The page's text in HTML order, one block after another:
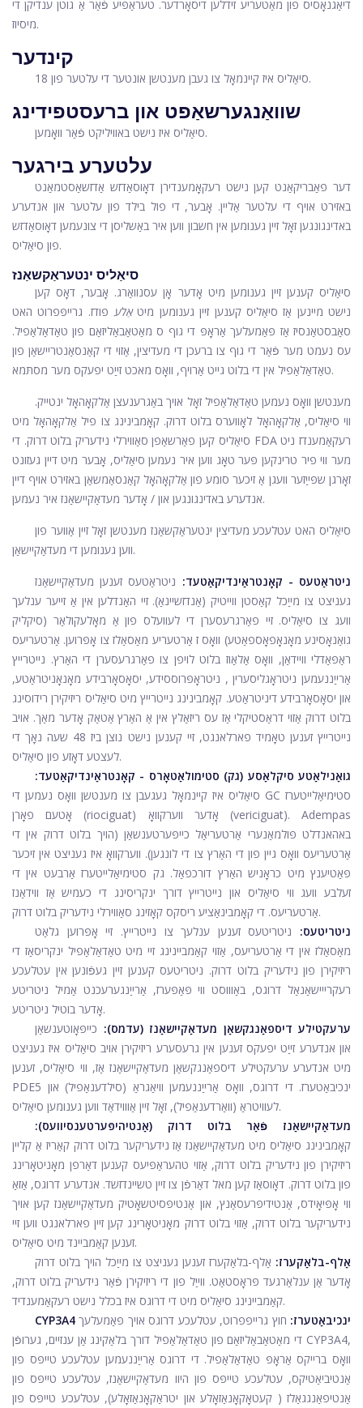
דיאַגנאָסיס פון מאַטעריע זידלען דיסאָרדער. טעראַפּיע פֿאַר אַ גוטן ענדיקן די
מיסיוז.
קינדער
סיאַליס איז קיינמאָל צו געבן מענטשן אונטער די עלטער פון 18.
שוואַנגערשאַפט און ברעסטפידינג
סיאַליס איז נישט באוויליקט פֿאַר וואָמען.
עלטערע בירגער
דער פאַבריקאַנט קען נישט רעקאָמענדירן דאָוסאַדזש אַדזשאַסטמאַנט
באזירט אויף די עלטער אַליין. אָבער, די פול בילד פון עלטער און אנדערע
באדינגונגען זאָל זיין גענומען אין חשבון ווען איר באַשליסן די צונעמען דאָוסאַדזש
פון סיאַליס.
סיאַליס ינטעראַקשאַנז
סיאַליס קענען זיין גענומען מיט אָדער אָן עסנוואַרג. אָבער, דאָס קען
נישט מיינען אַז סיאַליס קענען זיין גענומען מיט אַלע פודז. גרייפּפרוט האט
סאַבסטאַנסיז אַז פּאַמעלעך אַראָפּ די גוף ס מאַטאַבאַליזאַם פון טאַדאַלאַפיל.
עס נעמט מער פֿאַר די גוף צו ברעכן די מעדיצין, אַזוי די קאַנסאַנטריישאַן פון
טאַדאַלאַפיל אין די בלוט גייט אַרויף, וואָס מאכט זייַט יפעקס מער מסתּמא.
מענטשן וואָס נעמען טאַדאַלאַפיל זאָל אויך באַגרענעצן אַלקאָהאָל ינטייק.
ווי סיאַליס, אַלקאָהאָל לאָווערס בלוט דרוק. קאָמבינינג צו פיל אַלקאָהאָל מיט
סיאַליס קען פאַרשאַפן סאַווירלי נידעריק בלוט דרוק. די FDA רעקאַמענדז ניט
מער ווי פיר טרינקען פּער טאָג ווען איר נעמען סיאַליס, אָבער מיט דיין געזונט
זאָרגן שפּייַזער וועגן אַ זיכער סומע פון ​​אַלקאָהאָל קאַנסאַמשאַן באזירט אויף דיין
אנדערע באדינגונגען און / אָדער מעדאַקיישאַנז איר נעמען.
סיאַליס האט עטלעכע מעדיצין ינטעראַקשאַנז מענטשן זאָל זיין אַווער פון
ווען גענומען די מעדאַקיישאַן.
ניטראַטעס - קאָנטראַינדיקאַטעד: ניטראַטעס זענען מעדאַקיישאַנז
געניצט צו מייַכל קאַסטן ווייטיק (אַנדזשיינאַ). זיי האַנדלען אין אַ זייער ענלעך
וועג צו סיאַליס. זיי פאַרגרעסערן די לעוועלס פון אַ מאָלעקולאַר (סיקליק
גואַנאָסינע מאָנאָפאָספאַטע) וואָס ז אַרטעריע מאַסאַלז צו אָפּרוען. אַרטעריעס
ראַפּאַדלי וויידאַן, וואָס אַלאַוז בלוט לויפן צו פאַרגרעסערן די האַרץ. נייטרייץ
אַרייַננעמען ניטראָגליסערין , ניטראָפּרוססידע, יסאָסאָרבידע מאָנאָניטראַטע,
און יסאָסאָרבידע דיניטראַטע. קאָמבינינג נייטרייץ מיט סיאַליס ריזיקירן רידוסינג
בלוט דרוק אַזוי דראַסטיקלי אַז עס ריזאַלץ אין אַ האַרץ אַטאַק אָדער מאַך. אויב
נייטרייץ זענען טאָמיד פארלאנגט, זיי קענען נישט נוצן ביז 48 שעה נאָך די
לעצטע דאָזע פון ​​סיאַליס.
גואַנילאַטע סיקלאַסע (גק) סטימולאַטאָרס - קאָנטראַינדיקאַטעד:
סיאַליס איז קיינמאָל געגעבן צו מענטשן וואָס נעמען די GC סטימיאַלייטערז
אָטעם פאָרן
(riociguat) אָדער ווערקוואָ (vericiguat). Adempas
באהאנדלט פּולמאַנערי אַרטעריאַל כייפּערטענשאַן (הויך בלוט דרוק אין די
אַרטעריעס וואָס גיין פון די האַרץ צו די לונגען). ווערקוואָ איז געניצט אין זיכער
פּאַטיענץ מיט כראָניש האַרץ דורכפאַל. גק סטימיאַלייטערז אַרבעט אין די
זעלבע וועג ווי סיאַליס און נייטרייץ דורך ינקריסינג די כעמיש אַז ווידאַנז
אַרטעריעס. די קאָמבינאַציע ריסקס קאָזינג סאַווירלי נידעריק בלוט דרוק.
ניטריטעס:
ניטריטעס זענען ענלעך צו נייטרייץ. זיי אָפּרוען גלאַט
מאַסאַלז אין די אַרטעריעס, אַזוי קאַמביינינג זיי מיט טאַדאַלאַפיל ינקריסאַז די
ריזיקירן פון נידעריק בלוט דרוק. ניטריטעס קענען זיין געפֿונען אין עטלעכע
רעקרייישאַנאַל דרוגס, באַוווסט ווי פּאַפּערז, אַרייַנגערעכנט אַמיל ניטריטע
אָדער בוטיל ניטריטע.
ערעקטילע דיספאַנגקשאַן מעדאַקיישאַנז (עדמס): כייפּאָוטענשאַן
און אנדערע זייַט יפעקס זענען אין גרעסערע ריזיקירן אויב סיאַליס איז געניצט
מיט אנדערע ערעקטילע דיספאַנגקשאַן מעדאַקיישאַנז אַז, ווי סיאַליס, זענען
PDE5 ינכיבאַטערז. די דרוגס, וואָס אַרייַננעמען וויאַגראַ (סילדענאַפיל) און
לעוויטראַ(וואַרדענאַפיל), זאָל זיין אַוווידאַד ווען גענומען סיאַליס.
מעדאַקיישאַנז פֿאַר בלוט דרוק (אַנטיהיפּערטענסיוועס):
קאָמבינינג סיאַליס מיט מעדאַקיישאַנז אַז נידעריקער בלוט דרוק קאַריז אַ קליין
ריזיקירן פון נידעריק בלוט דרוק, אַזוי טהעראַפּיעס קענען דאַרפן מאָניטאָרינג
פון בלוט דרוק. דאָוסאַז קען מאל דאַרפֿן צו זיין טשיינדזשד. אנדערע דרוגס, אַזאַ
ווי אָפּיאָידס, אַנטידיפּרעסאַנץ, און אַנטיפּסיטשאָטיק מעדאַקיישאַנז קען אויך
נידעריקער בלוט דרוק, אַזוי בלוט דרוק מאָניטאָרינג קען זיין פארלאנגט ווען זיי
זענען קאַמביינד מיט סיאַליס.
אַלף-בלאַקערז: אַלף-בלאַקערז זענען געניצט צו מייַכל הויך בלוט דרוק
אָדער אַן ענלאַרגעד פּראָסטאַט. ווייַל פון די ריזיקירן פֿאַר נידעריק בלוט דרוק,
קאַמביינינג סיאַליס מיט די דרוגס איז בכלל נישט רעקאַמענדיד.
CYP3A4 ינכיבאַטערז: חוץ גרייפּפרוט, עטלעכע דרוגס אויך פּאַמעלעך
די מאַטאַבאַליזאַם פון טאַדאַלאַפיל דורך בלאַקינג אַן ענזיים, גערופֿן CYP3A4,
וואָס ברייקס אַראָפּ טאַדאַלאַפיל. די דרוגס אַרייַננעמען עטלעכע טייפּס פון
אַנטיביאַטיקס, עטלעכע טייפּס פון היוו מעדאַקיישאַנז, עטלעכע טייפּס פון
אַנטיפאַנגגאַלז ( קעטאָקאָנאַזאָלע און יטראַקאָנאַזאָלע), עטלעכע טייפּס פון